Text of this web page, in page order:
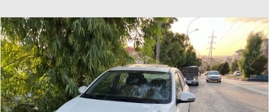
کاڵاکانم
دیاریکراوەکانم
دوا بینراوەکان